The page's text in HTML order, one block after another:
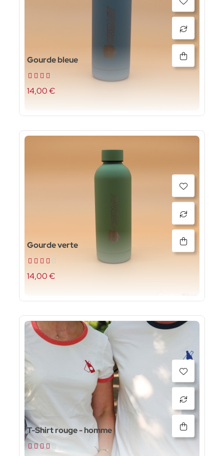
Gourde bleue
14,00 €
Gourde verte
14,00 €
T-Shirt rouge - homme